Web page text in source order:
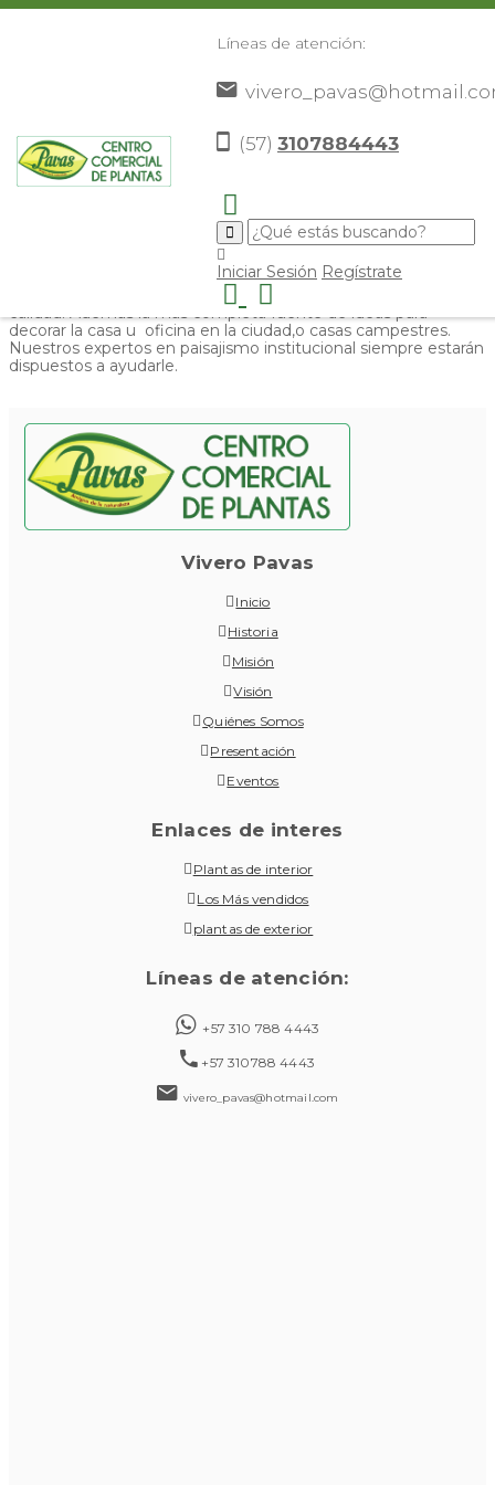
Líneas de atención:
(57) 3107884443
Iniciar Sesión Regístrate
Presentación
El Vivero Pavas, la mejor opción en la zona central de
Colombia para encontrar las plantas ornamentales, arbustos y
calidad. Además la más completa fuente de ideas para
decorar la casa u oficina en la ciudad,o casas campestres.
Nuestros expertos en paisajismo institucional siempre estarán
dispuestos a ayudarle.
Vivero Pavas
Inicio
Historia
Misión
Visión
Quiénes Somos
Presentación
Eventos
Enlaces de interes
Plantas de interior
Los Más vendidos
plantas de exterior
Líneas de atención:
+57 310 788 4443
+57 310788 4443
vivero_pavas@hotmail.com